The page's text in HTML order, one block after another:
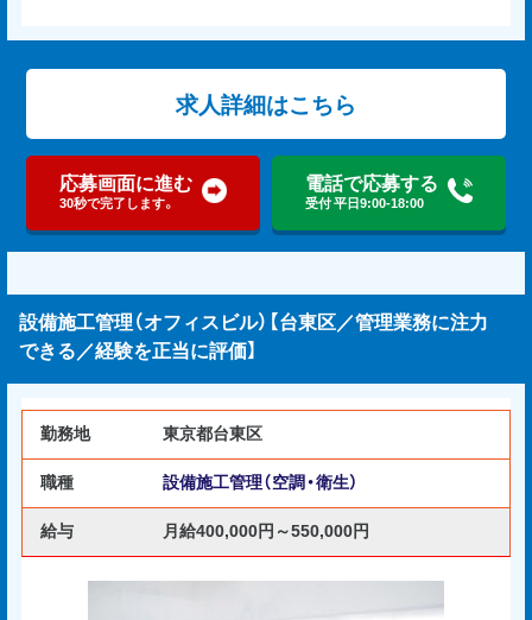
求人詳細はこちら
応募画面に進む
30秒で完了します。
電話で応募する
受付 平日9:00-18:00
設備施工管理（オフィスビル）【台東区／管理業務に注力
できる／経験を正当に評価】
勤務地 東京都台東区
職種 設備施工管理（空調・衛生）
給与 月給400,000円～550,000円